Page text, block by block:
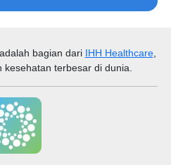
adalah bagian dari IHH Healthcare,
kesehatan terbesar di dunia.